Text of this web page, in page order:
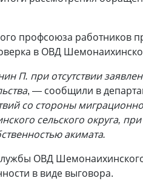
профсоюза работников
в ОВД
П. при отсутствии
, — сообщили в
со стороны
сельского округа,
акимата.
ОВД
в виде выговора.